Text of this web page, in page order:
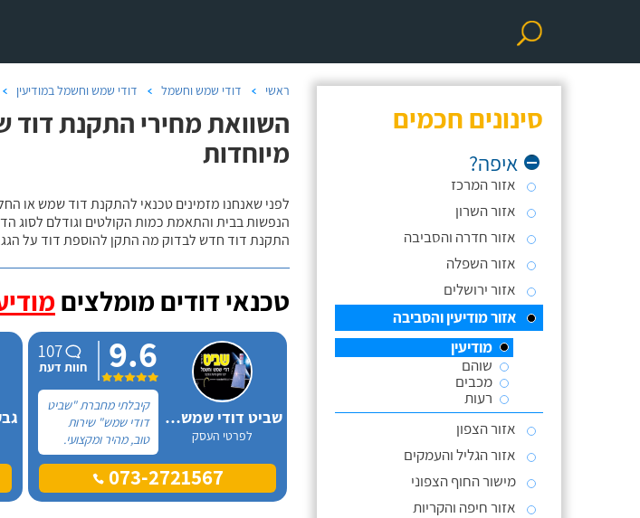
סינונים חכמים
איפה?
אזור המרכז
אזור השרון
אזור חדרה והסביבה
אזור השפלה
אזור ירושלים
אזור מודיעין והסביבה
מודיעין
שוהם
מכבים
רעות
אזור הצפון
אזור הגליל והעמקים
מישור החוף הצפוני
אזור חיפה והקריות
ראשי דודי שמש וחשמל דודי שמש וחשמל במודיעין
השוואת מחירי התקנת דוד
מיוחדות
לפני שאנחנו מזמינים טכנאי להתקנת דוד שמש או
הנפשות בבית והתאמת כמות הקולטים וגודלם לסוג
התקנת דוד חדש לבדוק מה התקן להוספת דוד על
טכנאי דודים מומלצים
שביט דודי שמש וחשמל בע"מ
לפרטי העסק
9.6
107
חוות דעת
קיבלתי מחברת "שביט
דודי שמש" שירות
טוב, מהיר ומקצועי.
הזמנתי אותם לא
מזמן, כשהתפוצץ לי
הדוד שמש של
073-2721567